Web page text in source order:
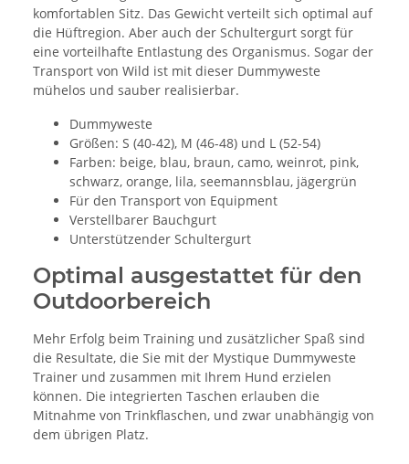
komfortablen Sitz. Das Gewicht verteilt sich optimal auf
die Hüftregion. Aber auch der Schultergurt sorgt für
eine vorteilhafte Entlastung des Organismus. Sogar der
Transport von Wild ist mit dieser Dummyweste
mühelos und sauber realisierbar.
Dummyweste
Größen: S (40-42), M (46-48) und L (52-54)
Farben: beige, blau, braun, camo, weinrot, pink,
schwarz, orange, lila, seemannsblau, jägergrün
Für den Transport von Equipment
Verstellbarer Bauchgurt
Unterstützender Schultergurt
Optimal ausgestattet für den
Outdoorbereich
Mehr Erfolg beim Training und zusätzlicher Spaß sind
die Resultate, die Sie mit der Mystique Dummyweste
Trainer und zusammen mit Ihrem Hund erzielen
können. Die integrierten Taschen erlauben die
Mitnahme von Trinkflaschen, und zwar unabhängig von
dem übrigen Platz.